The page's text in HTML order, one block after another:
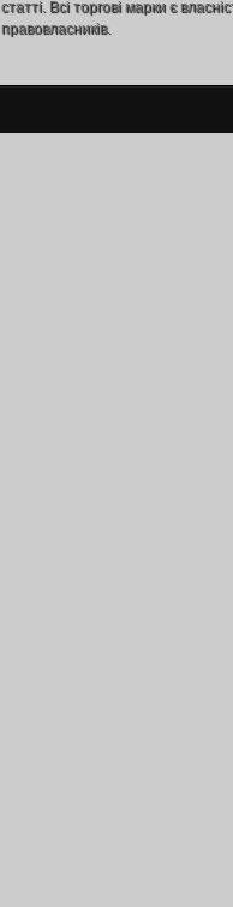
статті. Всі торгові марки є
правовласників.